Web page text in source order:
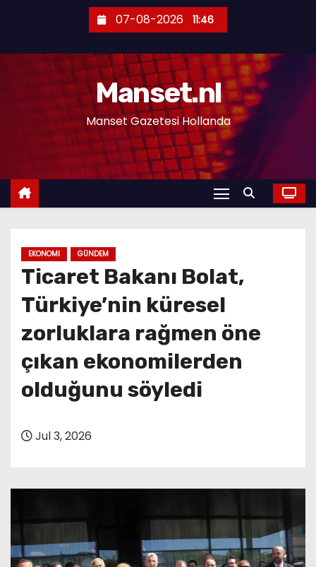
e
07-08-2026 11:46
Manset.nl
Manset Gazetesi Hollanda
EKONOMI GÜNDEM
Ticaret Bakanı Bolat,
Türkiye’nin küresel
zorluklara rağmen öne
çıkan ekonomilerden
olduğunu söyledi
Jul 3, 2026